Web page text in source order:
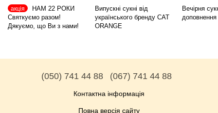
акція
НАМ 22 РОКИ
Святкуємо разом!
Дякуємо, що Ви з нами!
Випускні сукні від
українського бренду CAT
ORANGE
Вечірня
доповнення
(050) 741 44 88 (067) 741 44 88
Контактна інформація
Повна версія сайту